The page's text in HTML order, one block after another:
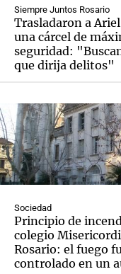
Siempre Juntos Rosario
Trasladaron a
una cárcel de
seguridad:
que dirija delitos"
Sociedad
Principio de
colegio
Rosario: el fuego
controlado en un
Notas